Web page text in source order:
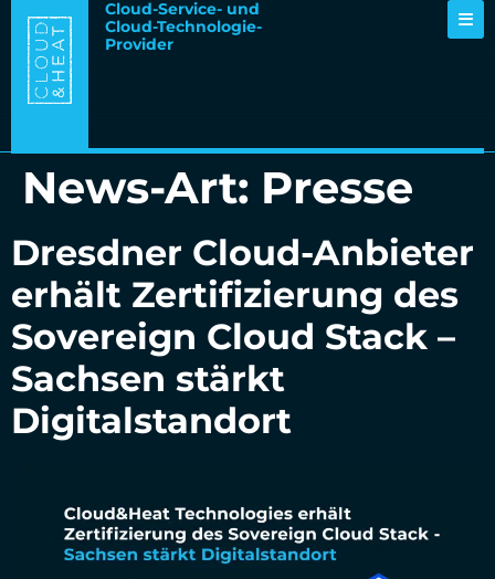
Cloud-Service- und
Cloud-Technologie-
Provider
News-Art: Presse
Dresdner Cloud-Anbieter
erhält Zertifizierung des
Sovereign Cloud Stack –
Sachsen stärkt
Digitalstandort